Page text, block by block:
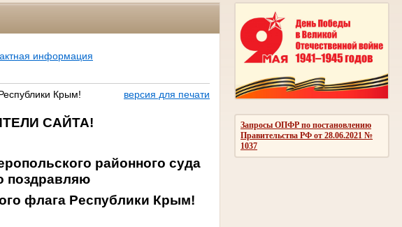
Запросы ОПФР по постановлению
Правительства РФ от 28.06.2021 №
1037
информация
Крым!
версия для печати
САЙТА!
районного суда
поздравляю
флага Республики Крым!